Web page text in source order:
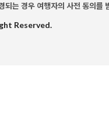
는 경우 여행자의 사전 동의를
Reserved.